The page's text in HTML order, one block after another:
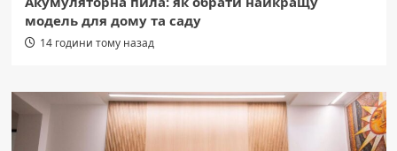
модель для дому та саду
14 години тому назад